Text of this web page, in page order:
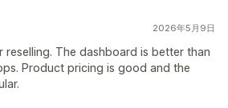
2026年5月9日
The dashboard is better than
Product pricing is good and the